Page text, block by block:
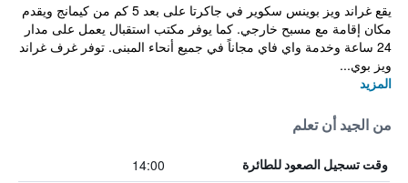
يقع غراند ويز بوينس سكوير في جاكرتا على بعد 5 كم من كيمانج ويقدم
مكان إقامة مع مسبح خارجي. كما يوفر مكتب استقبال يعمل على مدار
24 ساعة وخدمة واي فاي مجاناً في جميع أنحاء المبنى. توفر غرف غراند
ويز بوي...
المزيد
من الجيد أن تعلم
وقت تسجيل الصعود للطائرة 14:00